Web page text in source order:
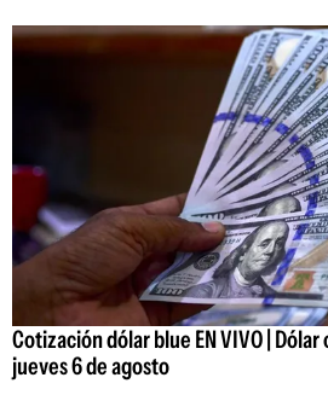
Cotización dólar blue EN VIVO | Dólar
jueves 6 de agosto